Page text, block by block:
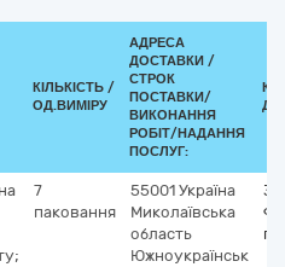
КІЛЬКІСТЬ /
ОД.ВИМІРУ
АДРЕСА
ДОСТАВКИ /
СТРОК
ПОСТАВКИ/
ВИКОНАННЯ
РОБІТ/НАДАННЯ
ПОСЛУГ:
ДК
7
паковання
55001 Україна
Миколаївська
область
Южноукраїнськ